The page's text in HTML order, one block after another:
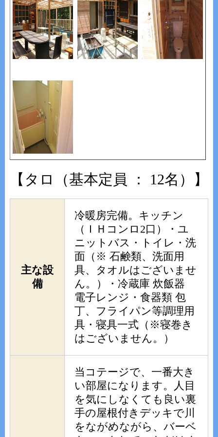
【タロ（基本定員 ： 12名）】
主な設
備
冷暖房完備。キッチン
（ＩＨコンロ2口）・ユ
ニットバス・トイレ・洗
面（※ 石鹸類、洗面用
具、タオルはございませ
ん。）・冷蔵庫 炊飯器
電子レンジ・食器類 包
丁、フライパン等調理用
具・寝具一式（※寝巻き
はございません。）
当コテージで、一番大き
い部屋になります。人目
を気にしなくても良い裏
手の屋根付きデッキで川
をながめながら、バーベ